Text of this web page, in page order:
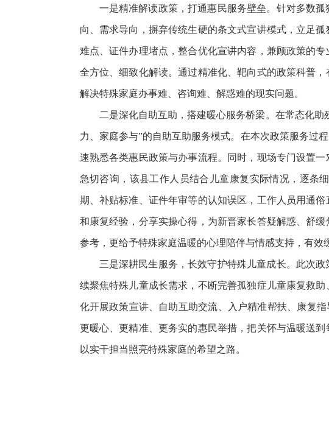
一是精准解读政策，打通惠民服务壁垒。针对多数
向、需求导向，摒弃传统生硬的条文式宣讲模式，立足
难点、证件办理堵点，整合优化宣讲内容，兼顾政策的
全方位、细致化解读。通过精准化、靶向式的政策科普
解决特殊家庭办事难、咨询难、解惑难的现实问题。
二是深化自助互助，搭建暖心服务桥梁。在常态化
力、家庭参与”的自助互助服务模式。在本次政策服务过
速熟悉各类惠民政策与办事流程。同时，现场专门设置
急切咨询，该县工作人员结合儿童康复实际情况，逐条
期、补贴标准、证件年审等的认知误区，工作人员用通
和康复经验，分享实操心得，为新晋家长答疑解惑、舒
参考，更给予特殊家庭温暖的心理陪伴与情感支持，有效
三是深耕民生服务，长效守护特殊儿童成长。此次
续聚焦特殊儿童成长需求，不断完善孤独症儿童康复救
化开展政策宣讲、自助互助交流、入户精准帮扶、康复
更暖心、更精准、更务实的惠民举措，把关怀与温暖送
以实干担当照亮特殊家庭的希望之路。